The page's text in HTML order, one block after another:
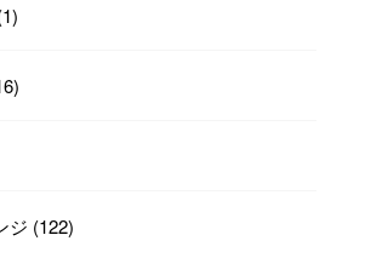
ジ (122)